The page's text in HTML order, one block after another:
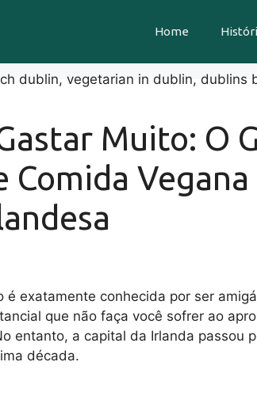
Home
Muito: O
é exatamente conhecida por ser
que não faça você sofrer ao
entanto, a capital da Irlanda passou
década.